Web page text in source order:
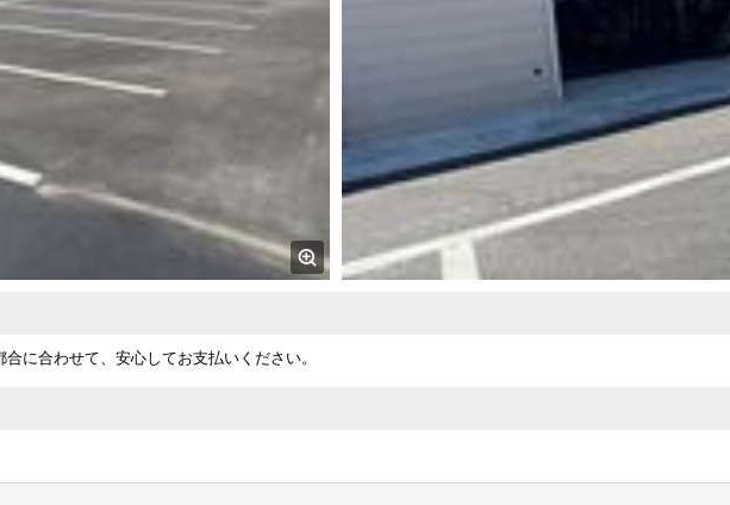
に合わせて、安心してお支払いください。